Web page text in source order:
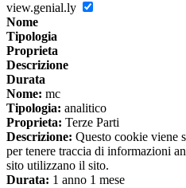
view.genial.ly
Nome
Tipologia
Proprieta
Descrizione
Durata
Nome: mc
Tipologia: analitico
Proprieta: Terze Parti
Descrizione: Questo cookie viene
per tenere traccia di informazioni
sito utilizzano il sito.
Durata: 1 anno 1 mese